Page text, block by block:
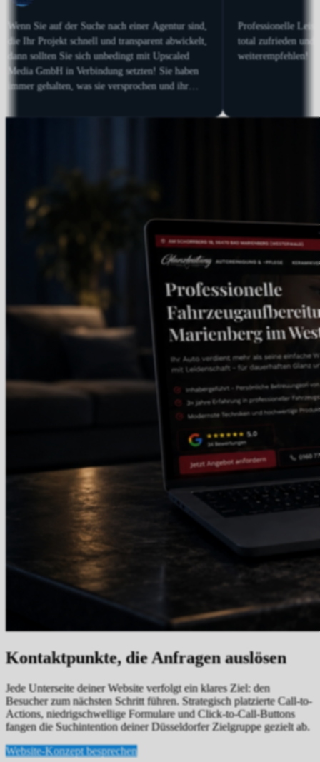
meine neue Webpage gestaltet und ich
dem Ergebnis wirklich sehr zufrieden. Er
verfügbar, reagiert superschnell und
eine Lösung. In nur einem Monat
die Zahl der Anfragen massiv gesteigert.
Dirk Schmid ist der
dem ich bisher eng
Seine Liebe zum Detail ist
verlassen, wenn es darum
Kontaktpunkte, die Anfragen auslösen
Jede Unterseite deiner Website verfolgt ein klares Ziel: den
Besucher zum nächsten Schritt führen. Strategisch platzierte Call-to-
Actions, niedrigschwellige Formulare und Click-to-Call-Buttons
fangen die Suchintention deiner Düsseldorfer Zielgruppe gezielt ab.
Website-Konzept besprechen